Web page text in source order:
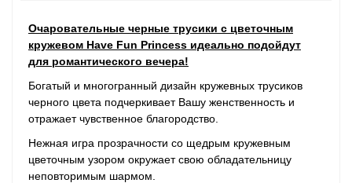
Очаровательные черные трусики с цветочным
кружевом Have Fun Princess идеально подойдут
для романтического вечера!
Богатый и многогранный дизайн кружевных трусиков
черного цвета подчеркивает Вашу женственность и
отражает чувственное благородство.
Нежная игра прозрачности со щедрым кружевным
цветочным узором окружает свою обладательницу
неповторимым шармом.